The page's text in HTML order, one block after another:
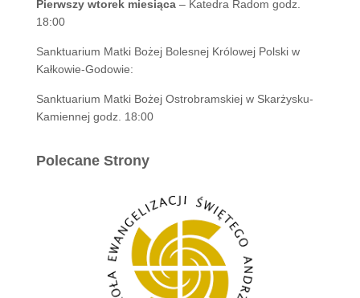
Pierwszy wtorek miesiąca – Katedra Radom godz.
18:00
Sanktuarium Matki Bożej Bolesnej Królowej Polski w
Kałkowie-Godowie:
Sanktuarium Matki Bożej Ostrobramskiej w Skarżysku-
Kamiennej godz. 18:00
Polecane Strony